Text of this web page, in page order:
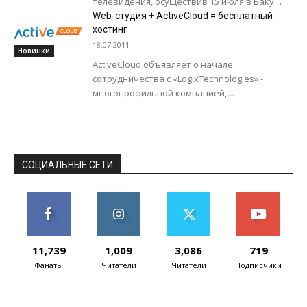
презентацию и запуск в продажу
телевизоров Cinema 3D,...
Новинки
Web-студия + ActiveCloud = бесплатный
хостинг
18.07.2011
ActiveCloud объявляет о начале
сотрудничества с «LogixTechnologies» -
многопрофильной компанией,
СОЦИАЛЬНЫЕ СЕТИ
11,739
Фанаты
1,009
Читатели
3,086
Читатели
719
Подписчики